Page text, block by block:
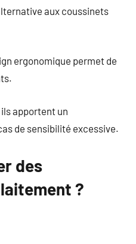
aux coussinets
ergonomique permet de
apportent un
de sensibilité excessive.
des
?